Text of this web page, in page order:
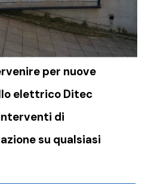
per nuove
elettrico Ditec
di
su qualsiasi